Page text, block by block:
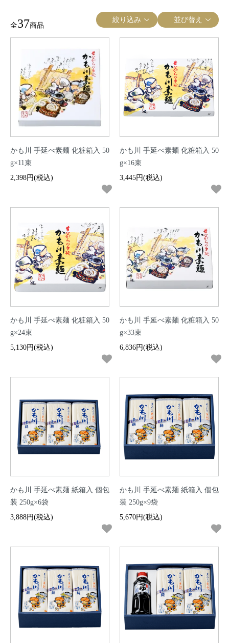
絞り込み 並び替え
全37商品
かも川 手延べ素麺 化粧箱入 50
g×11束
2,398円(税込)
かも川 手延べ素麺 化粧箱入 50
g×16束
3,445円(税込)
かも川 手延べ素麺 化粧箱入 50
g×24束
5,130円(税込)
かも川 手延べ素麺 化粧箱入 50
g×33束
6,836円(税込)
かも川 手延べ素麺 紙箱入 個包
装 250g×6袋
3,888円(税込)
かも川 手延べ素麺 紙箱入 個包
装 250g×9袋
5,670円(税込)